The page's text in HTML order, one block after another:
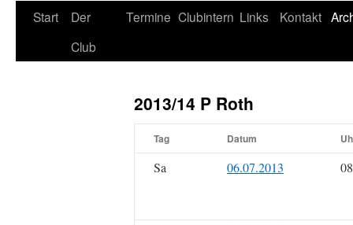
Start
Der
Club
Termine Clubintern Links Kontakt
2013/14 P Roth
Tag Datum
Sa 06.07.2013